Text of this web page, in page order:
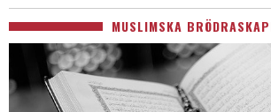
MUSLIMSKA